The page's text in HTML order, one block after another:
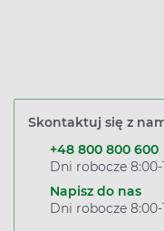
Skontaktuj się z
+48 800 800 600
Dni robocze 8:00-
Napisz do nas
Dni robocze 8:00-